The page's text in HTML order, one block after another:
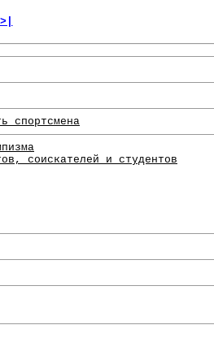
спортсмена
соискателей и студентов